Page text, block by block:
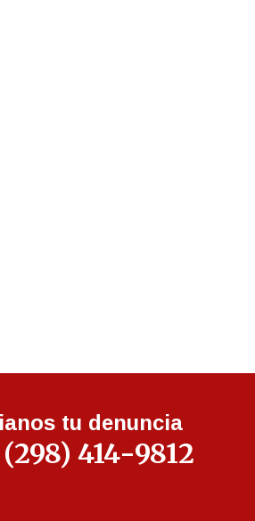
tu denuncia
414-9812